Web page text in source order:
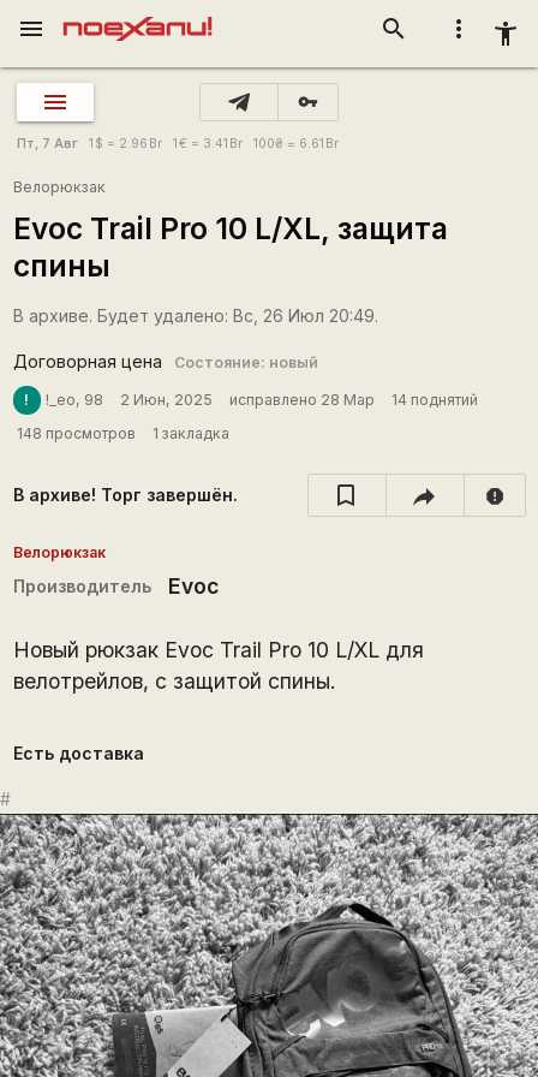
more_vert accessibility_new
search
menu
vpn_key
Пт, 7 Авг 1 $ = 2.96 Br 1€ = 3.41 Br 100₴ = 6.61 Br
Велорюкзак
Evoc Trail Pro 10 L/XL, защита
спины
В архиве. Будет удалено: Вс, 26 Июл 20:49.
Договорная цена Состояние: новый
! !_eo, 98 2 Июн, 2025 исправлено 28 Мар
14 поднятий
148 просмотров
1 закладка
В архиве! Торг завершён. report
Велорюкзак
Производитель Evoc
Новый рюкзак Evoc Trail Pro 10 L/XL для
велотрейлов, с защитой спины.
Есть доставка
#